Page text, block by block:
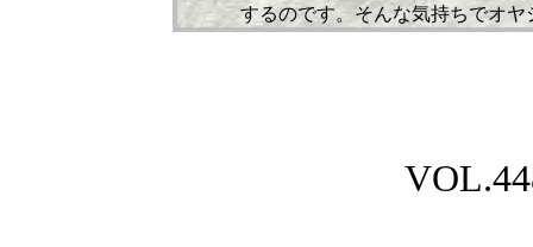
するのです。そんな気持ちでオ